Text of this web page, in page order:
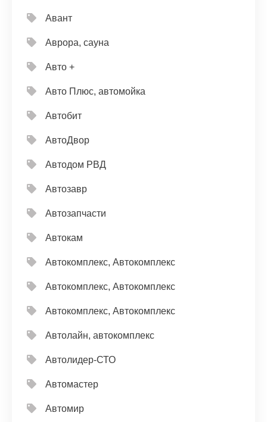
Авант
Аврора, сауна
Авто +
Авто Плюс, автомойка
Автобит
АвтоДвор
Автодом РВД
Автозавр
Автозапчасти
Автокам
Автокомплекс, Автокомплекс
Автокомплекс, Автокомплекс
Автокомплекс, Автокомплекс
Автолайн, автокомплекс
Автолидер-СТО
Автомастер
Автомир